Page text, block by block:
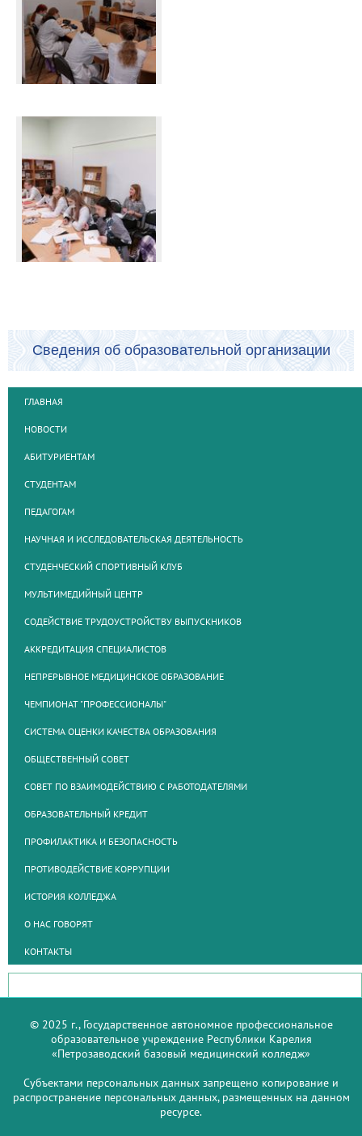
Сведения об образовательной организации
ГЛАВНАЯ
НОВОСТИ
АБИТУРИЕНТАМ
СТУДЕНТАМ
ПЕДАГОГАМ
НАУЧНАЯ И ИССЛЕДОВАТЕЛЬСКАЯ ДЕЯТЕЛЬНОСТЬ
СТУДЕНЧЕСКИЙ СПОРТИВНЫЙ КЛУБ
МУЛЬТИМЕДИЙНЫЙ ЦЕНТР
СОДЕЙСТВИЕ ТРУДОУСТРОЙСТВУ ВЫПУСКНИКОВ
АККРЕДИТАЦИЯ СПЕЦИАЛИСТОВ
НЕПРЕРЫВНОЕ МЕДИЦИНСКОЕ ОБРАЗОВАНИЕ
ЧЕМПИОНАТ "ПРОФЕССИОНАЛЫ"
СИСТЕМА ОЦЕНКИ КАЧЕСТВА ОБРАЗОВАНИЯ
ОБЩЕСТВЕННЫЙ СОВЕТ
СОВЕТ ПО ВЗАИМОДЕЙСТВИЮ С РАБОТОДАТЕЛЯМИ
ОБРАЗОВАТЕЛЬНЫЙ КРЕДИТ
ПРОФИЛАКТИКА И БЕЗОПАСНОСТЬ
ПРОТИВОДЕЙСТВИЕ КОРРУПЦИИ
ИСТОРИЯ КОЛЛЕДЖА
О НАС ГОВОРЯТ
КОНТАКТЫ
© 2025 г., Государственное автономное профессиональное
образовательное учреждение Республики Карелия
«Петрозаводский базовый медицинский колледж»
Субъектами персональных данных запрещено копирование и
распространение персональных данных, размещенных на данном
ресурсе.